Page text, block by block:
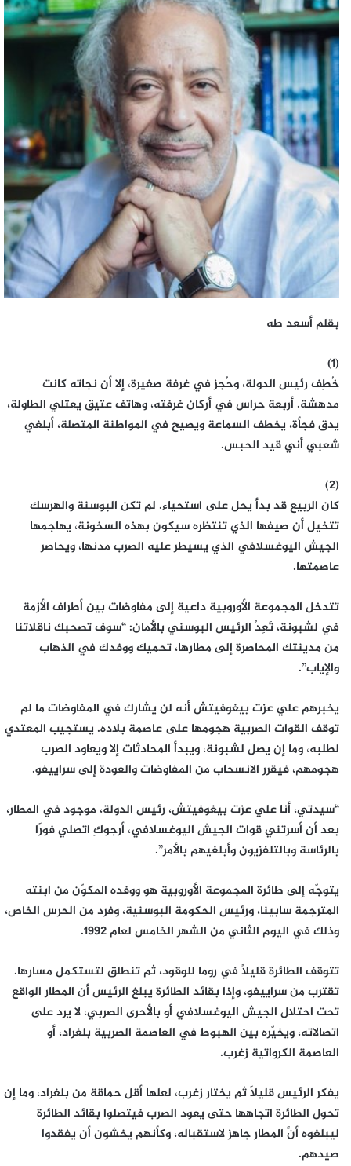
بقلم أسعد طه
(1)
خُطِف رئيس الدولة، وحُجز في غرفة صغيرة، إلا أن نجاته كانت
مدهشة. أربعة حراس في أركان غرفته، وهاتف عتيق يعتلي الطاولة،
يدق فجأة، يخطف السماعة ويصيح في المواطنة المتصلة، أبلغي
شعبي أني قيد الحبس.
(2)
كان الربيع قد بدأ يحل على استحياء. لم تكن البوسنة والهرسك
تتخيل أن صيفها الذي تنتظره سيكون بهذه السخونة، يهاجمها
الجيش اليوغسلافي الذي يسيطر عليه الصرب مدنها، ويحاصر
عاصمتها.
تتدخل المجموعة الأوروبية داعية إلى مفاوضات بين أطراف الأزمة
في لشبونة، تَعِدُ الرئيس البوسني بالأمان: “سوف تصحبك ناقلاتنا
من مدينتك المحاصرة إلى مطارها، تحميك ووفدك في الذهاب
والإياب”.
يخبرهم علي عزت بيغوفيتش أنه لن يشارك في المفاوضات ما لم
توقف القوات الصربية هجومها على عاصمة بلاده. يستجيب المعتدي
لطلبه، وما إن يصل لشبونة، ويبدأ المحادثات إلا ويعاود الصرب
هجومهم، فيقرر الانسحاب من المفاوضات والعودة إلى سراييفو.
“سيدتي، أنا علي عزت بيغوفيتش، رئيس الدولة، موجود في المطار،
بعد أن أسرتني قوات الجيش اليوغسلافي، أرجوكِ اتصلي فورًا
بالرئاسة وبالتلفزيون وأبلغيهم بالأمر”.
يتوجّه إلى طائرة المجموعة الأوروبية هو ووفده المكوّن من ابنته
المترجمة سابينا، ورئيس الحكومة البوسنية، وفرد من الحرس الخاص،
وذلك في اليوم الثاني من الشهر الخامس لعام 1992.
تتوقف الطائرة قليلًا في روما للوقود، ثم تنطلق لتستكمل مسارها.
تقترب من سراييفو، وإذا بقائد الطائرة يبلغ الرئيس أن المطار الواقع
تحت احتلال الجيش اليوغسلافي أو بالأحرى الصربي، لا يرد على
اتصالاته، ويخيّره بين الهبوط في العاصمة الصربية بلغراد، أو
العاصمة الكرواتية زغرب.
يفكر الرئيس قليلًا ثم يختار زغرب، لعلها أقل حماقة من بلغراد، وما إن
تحول الطائرة اتجاهها حتى يعود الصرب فيتصلوا بقائد الطائرة
ليبلغوه أنَّ المطار جاهز لاستقباله، وكأنهم يخشون أن يفقدوا
صيدهم.